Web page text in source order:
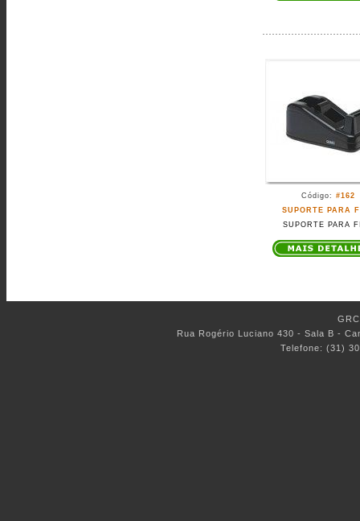
Código: #162
SUPORTE PARA
SUPORTE PARA
Rua Rogério Luciano 430 - Sala B -
Telefone: (31)